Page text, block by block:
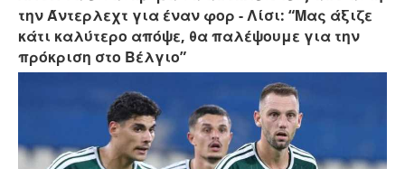
την Άντερλεχτ για έναν φορ - ​​Λίσι: “Μας άξιζε
κάτι καλύτερο απόψε, θα παλέψουμε για την
πρόκριση στο Βέλγιο”